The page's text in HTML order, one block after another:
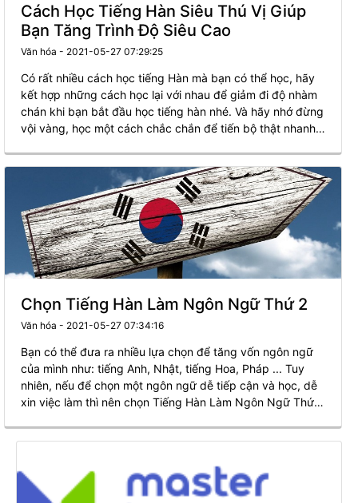
Cách Học Tiếng Hàn Siêu Thú Vị Giúp
Bạn Tăng Trình Độ Siêu Cao
Văn hóa - 2021-05-27 07:29:25
Có rất nhiều cách học tiếng Hàn mà bạn có thể học, hãy
kết hợp những cách học lại với nhau để giảm đi độ nhàm
chán khi bạn bắt đầu học tiếng hàn nhé. Và hãy nhớ đừng
vội vàng, học một cách chắc chắn để tiến bộ thật nhanh
Chọn Tiếng Hàn Làm Ngôn Ngữ Thứ 2
Văn hóa - 2021-05-27 07:34:16
Bạn có thể đưa ra nhiều lựa chọn để tăng vốn ngôn ngữ
của mình như: tiếng Anh, Nhật, tiếng Hoa, Pháp ... Tuy
nhiên, nếu để chọn một ngôn ngữ dễ tiếp cận và học, dễ
xin việc làm thì nên chọn Tiếng Hàn Làm Ngôn Ngữ Thứ